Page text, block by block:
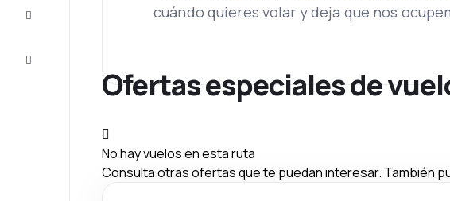
cuándo quieres volar y deja que nos
Ofertas especiales de
No hay vuelos en esta ruta
Consulta otras ofertas que te puedan interesar. También